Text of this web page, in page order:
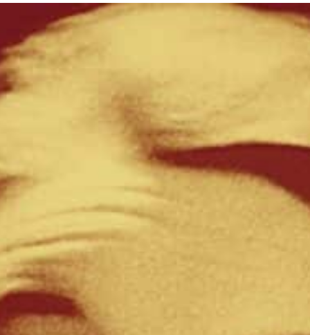
Crippled Dick Hot Wax!
Umfang:
Grafik, Produktion, Marketing
1994 gründete ich das Plattenlabel
Crippled Dick Hot
, eine musikalisch eklektische Plattform für Re-
Releases, aber auch Label für zeitgenössische
Künstler:innen wie z.B.
Holger Czukay (CAN), Mark
Stewart, Lydia Lunch, Oxbow, Balduin
Soundtrackcompilations wie z.B.
Signor Rossi, La Linea, Beat at Cinecitta, Peter
Thomas Sound Orchester
Für fast alle Produktionen habe ich die Plattencover
selbst gestaltet. Das Label wurde mit dem Soundtrack
Vampyros Lesbos
Schwerpunkt Europa, USA und Japan.